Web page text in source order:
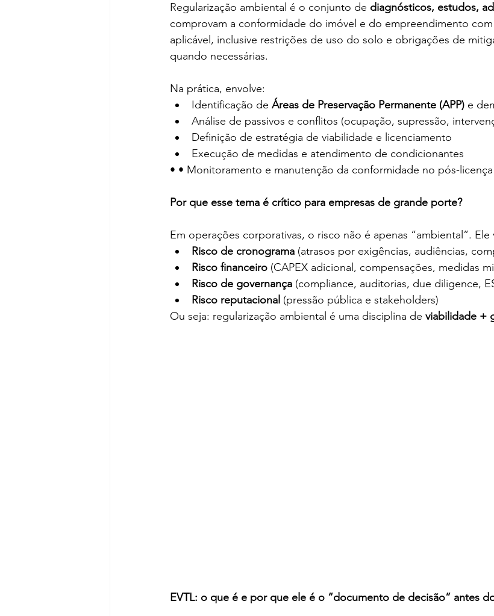
Regularização ambiental é o conjunto de diagnósticos, estudos,
comprovam a conformidade do imóvel e do empreendimento com
aplicável, inclusive restrições de uso do solo e obrigações de
quando necessárias.
Na prática, envolve:
Identificação de Áreas de Preservação Permanente (APP) e
Análise de passivos e conflitos (ocupação, supressão,
Definição de estratégia de viabilidade e licenciamento
Execução de medidas e atendimento de condicionantes
• • Monitoramento e manutenção da conformidade no pós-licença
Por que esse tema é crítico para empresas de grande porte?
Em operações corporativas, o risco não é apenas “ambiental”. Ele
Risco de cronograma (atrasos por exigências, audiências,
Risco financeiro (CAPEX adicional, compensações, medidas
Risco de governança (compliance, auditorias, due diligence,
Risco reputacional (pressão pública e stakeholders)
Ou seja: regularização ambiental é uma disciplina de viabilidade +
EVTL: o que é e por que ele é o “documento de decisão” antes